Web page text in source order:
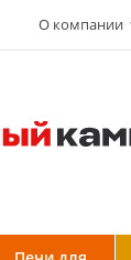
О компании
обработку